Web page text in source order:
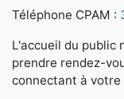
Téléphone CPAM :
L'accueil du public
prendre rendez-
connectant à votre